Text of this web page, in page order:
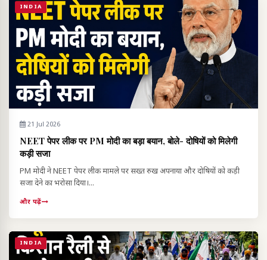
INDIA
21 Jul 2026
NEET पेपर लीक पर PM मोदी का बड़ा बयान, बोले- दोषियों को मिलेगी
कड़ी सजा
PM मोदी ने NEET पेपर लीक मामले पर सख्त रुख अपनाया और दोषियों को कड़ी
सजा देने का भरोसा दिया।...
और पढ़ें
INDIA